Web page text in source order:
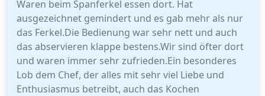
Waren beim Spanferkel essen dort. Hat
ausgezeichnet gemindert und es gab mehr als nur
das Ferkel.Die Bedienung war sehr nett und auch
das abservieren klappe bestens.Wir sind öfter dort
und waren immer sehr zufrieden.Ein besonderes
Lob dem Chef, der alles mit sehr viel Liebe und
Enthusiasmus betreibt, auch das Kochen